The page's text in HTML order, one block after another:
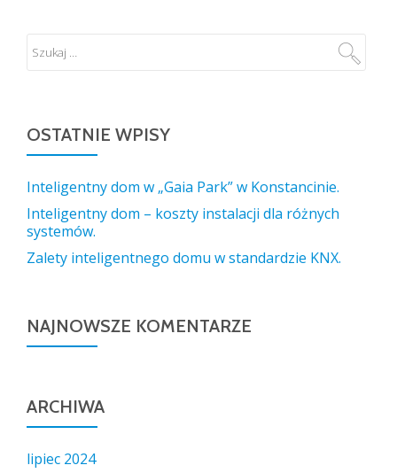
OSTATNIE WPISY
Inteligentny dom w „Gaia Park” w Konstancinie.
Inteligentny dom – koszty instalacji dla różnych
systemów.
Zalety inteligentnego domu w standardzie KNX.
NAJNOWSZE KOMENTARZE
ARCHIWA
lipiec 2024